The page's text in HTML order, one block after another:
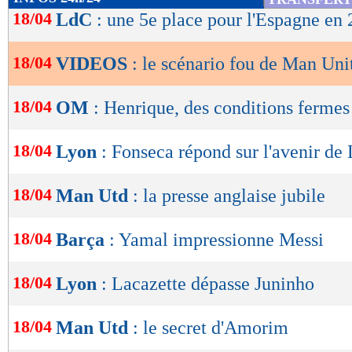
de
OK
18/04 LdC : une 5e place pour l'Espagne en
18/04 VIDEOS : le scénario fou de Man
18/04 OM : Henrique, des conditions fermes
18/04 Lyon : Fonseca répond sur l'avenir de
18/04 Man Utd : la presse anglaise jubile
18/04 Barça : Yamal impressionne Messi
18/04 Lyon : Lacazette dépasse Juninho
18/04 Man Utd : le secret d'Amorim